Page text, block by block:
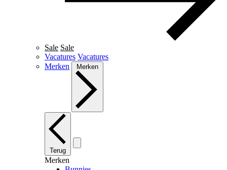
Sale Sale
Vacatures Vacatures
Merken
Merken
Terug
Merken